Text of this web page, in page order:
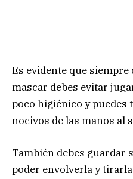
Es evidente que
mascar debes evitar
poco higiénico y
nocivos de las manos al
También debes guardar
poder envolverla y